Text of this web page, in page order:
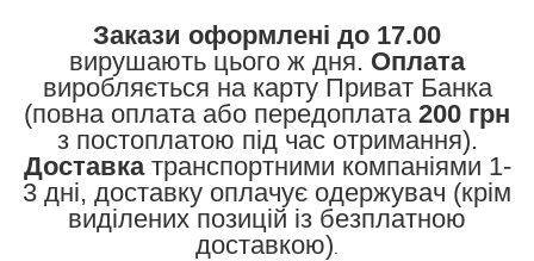
Закази оформлені до 17.00
вирушають цього ж дня. Оплата
виробляється на карту Приват Банка
(повна оплата або передоплата 200 грн
з постоплатою під час отримання).
Доставкатранспортними компаніями 1-
3 дні, доставку оплачує одержувач (крім
виділених позицій із безплатною
доставкою)